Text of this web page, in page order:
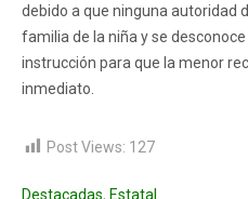
debido a que ninguna autoridad
familia de la niña y se
instrucción para que la menor
inmediato.
Post Views: 127
Destacadas, Estatal